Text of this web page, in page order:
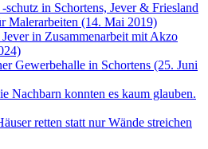
schutz in Schortens, Jever & Friesland
Malerarbeiten (14. Mai 2019)
Jever in Zusammenarbeit mit Akzo
Gewerbehalle in Schortens (25. Juni
Nachbarn konnten es kaum glauben.
retten statt nur Wände streichen